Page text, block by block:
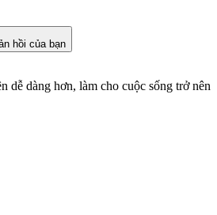
hồi của bạn
dễ dàng hơn, làm cho cuộc sống trở nên